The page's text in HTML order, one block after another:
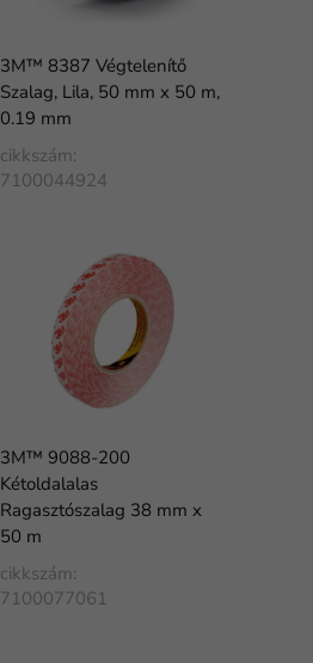
3M™ 8387 Végtelenítő
Szalag, Lila, 50 mm x 50 m,
0.19 mm
cikkszám:
7100044924
3M™ 9088-200
Kétoldalalas
Ragasztószalag 38 mm x
50 m
cikkszám:
7100077061